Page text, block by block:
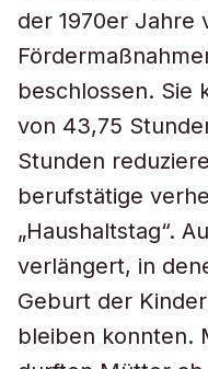
der 1970er Jahre
beschlossen. Sie
von 43,75
Stunden
berufstätige
„Haushaltstag“.
verlängert, in
Geburt der
bleiben konnten.